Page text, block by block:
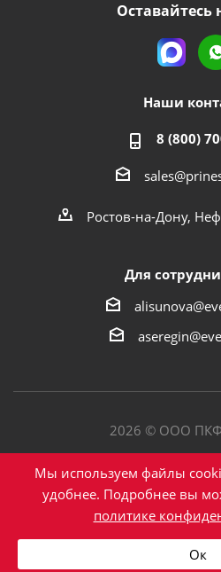
Оставайтесь
Наши
8 (800)
Ростов-на-Дону,
Для
2026 © ООО ПКФ
Политика
Мы используем файлы
удобнее. Подробнее вы
политике
Ок